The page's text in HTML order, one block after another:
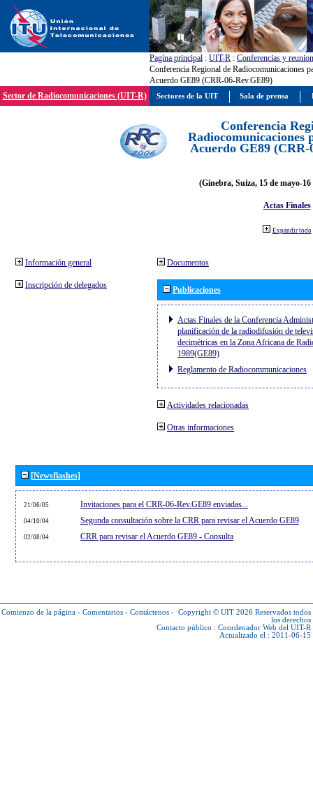
Pagína principal : UIT-R : Conferencias y
Conferencia Regional de Radiocomunicaciones
Acuerdo GE89 (CRR-06-Rev.GE89)
Sector de Radiocomunicaciones (UIT-R)
Conferencia
Radiocomunicaciones
Acuerdo GE89 (CRR-
(Ginebra, Suiza, 15 de mayo-
Actas Finales
Expandir todo
Información general
Inscripción de delegados
Documentos
Publicaciones
Actas Finales de la Conferencia
planificación de la radiodifusión de
decimétricas en la Zona Africana de
1989(GE89)
Reglamento de Radiocommunicaciones
Actividades relacionadas
Otras informaciones
[Newsflashes]
21/06/05 Invitaciones para el CRR-06-Rev.GE89 enviadas...
04/10/04 Segunda consultación sobre la CRR para revisar el Acuerdo GE89
02/08/04 CRR para revisar el Acuerdo GE89 - Consulta
Comienzo de la página - Comentarios - Contáctenos - Copyright © UIT 2026 Reservados todos
los derechos
Contacto público : Coordenador Web del UIT-R
Actualizado el : 2011-06-15
Sectores de la UIT Sala de prensa